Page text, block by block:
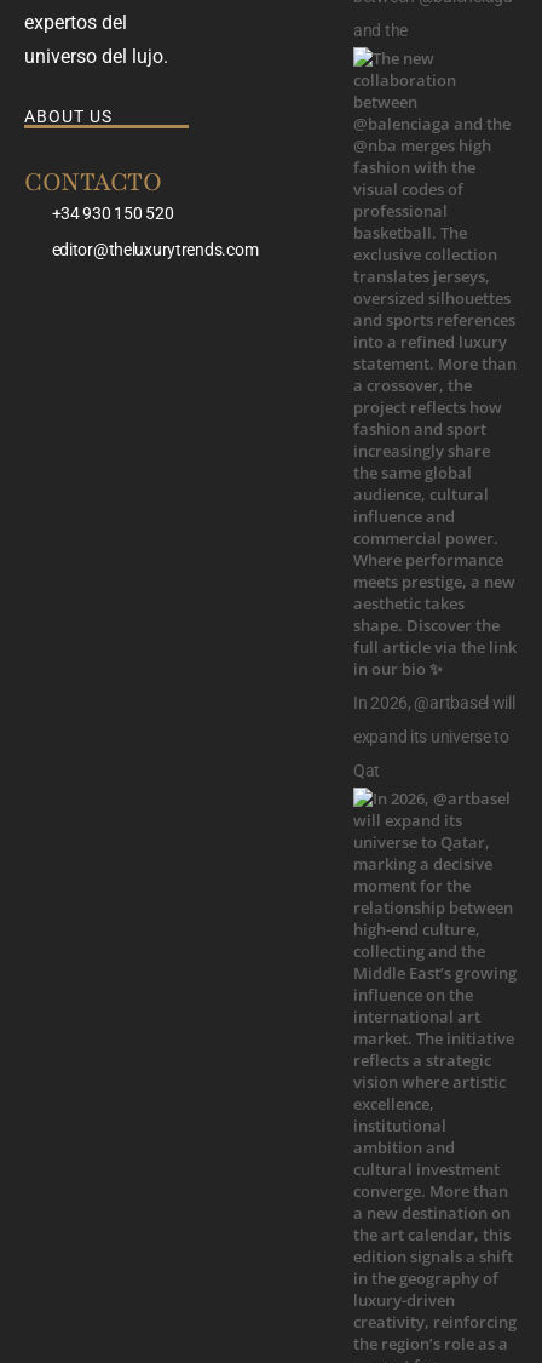
expertos del
universo del lujo.
ABOUT US
CONTACTO
+34 930 150 520
editor@theluxurytrends.com
and the
In 2026, @artbasel will
expand its universe to
Qat